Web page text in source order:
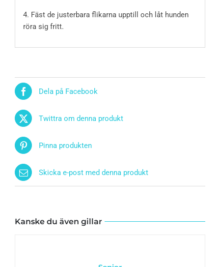
4. Fäst de justerbara flikarna upptill och låt hunden
röra sig fritt.
Dela på Facebook
Twittra om denna produkt
Pinna produkten
Skicka e-post med denna produkt
Kanske du även gillar